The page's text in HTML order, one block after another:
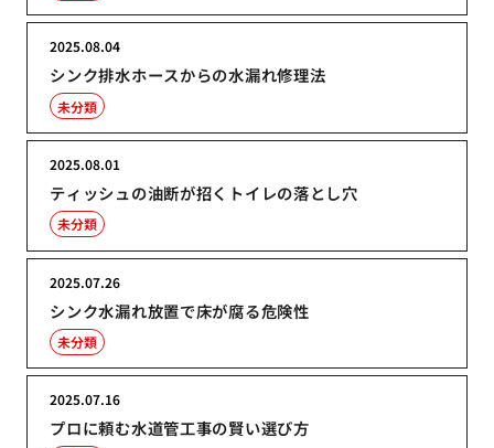
シンク排水ホースからの水漏れ修理法
2025.08.04
未分類
ティッシュの油断が招くトイレの落とし穴
2025.08.01
未分類
シンク水漏れ放置で床が腐る危険性
2025.07.26
未分類
プロに頼む水道管工事の賢い選び方
2025.07.16